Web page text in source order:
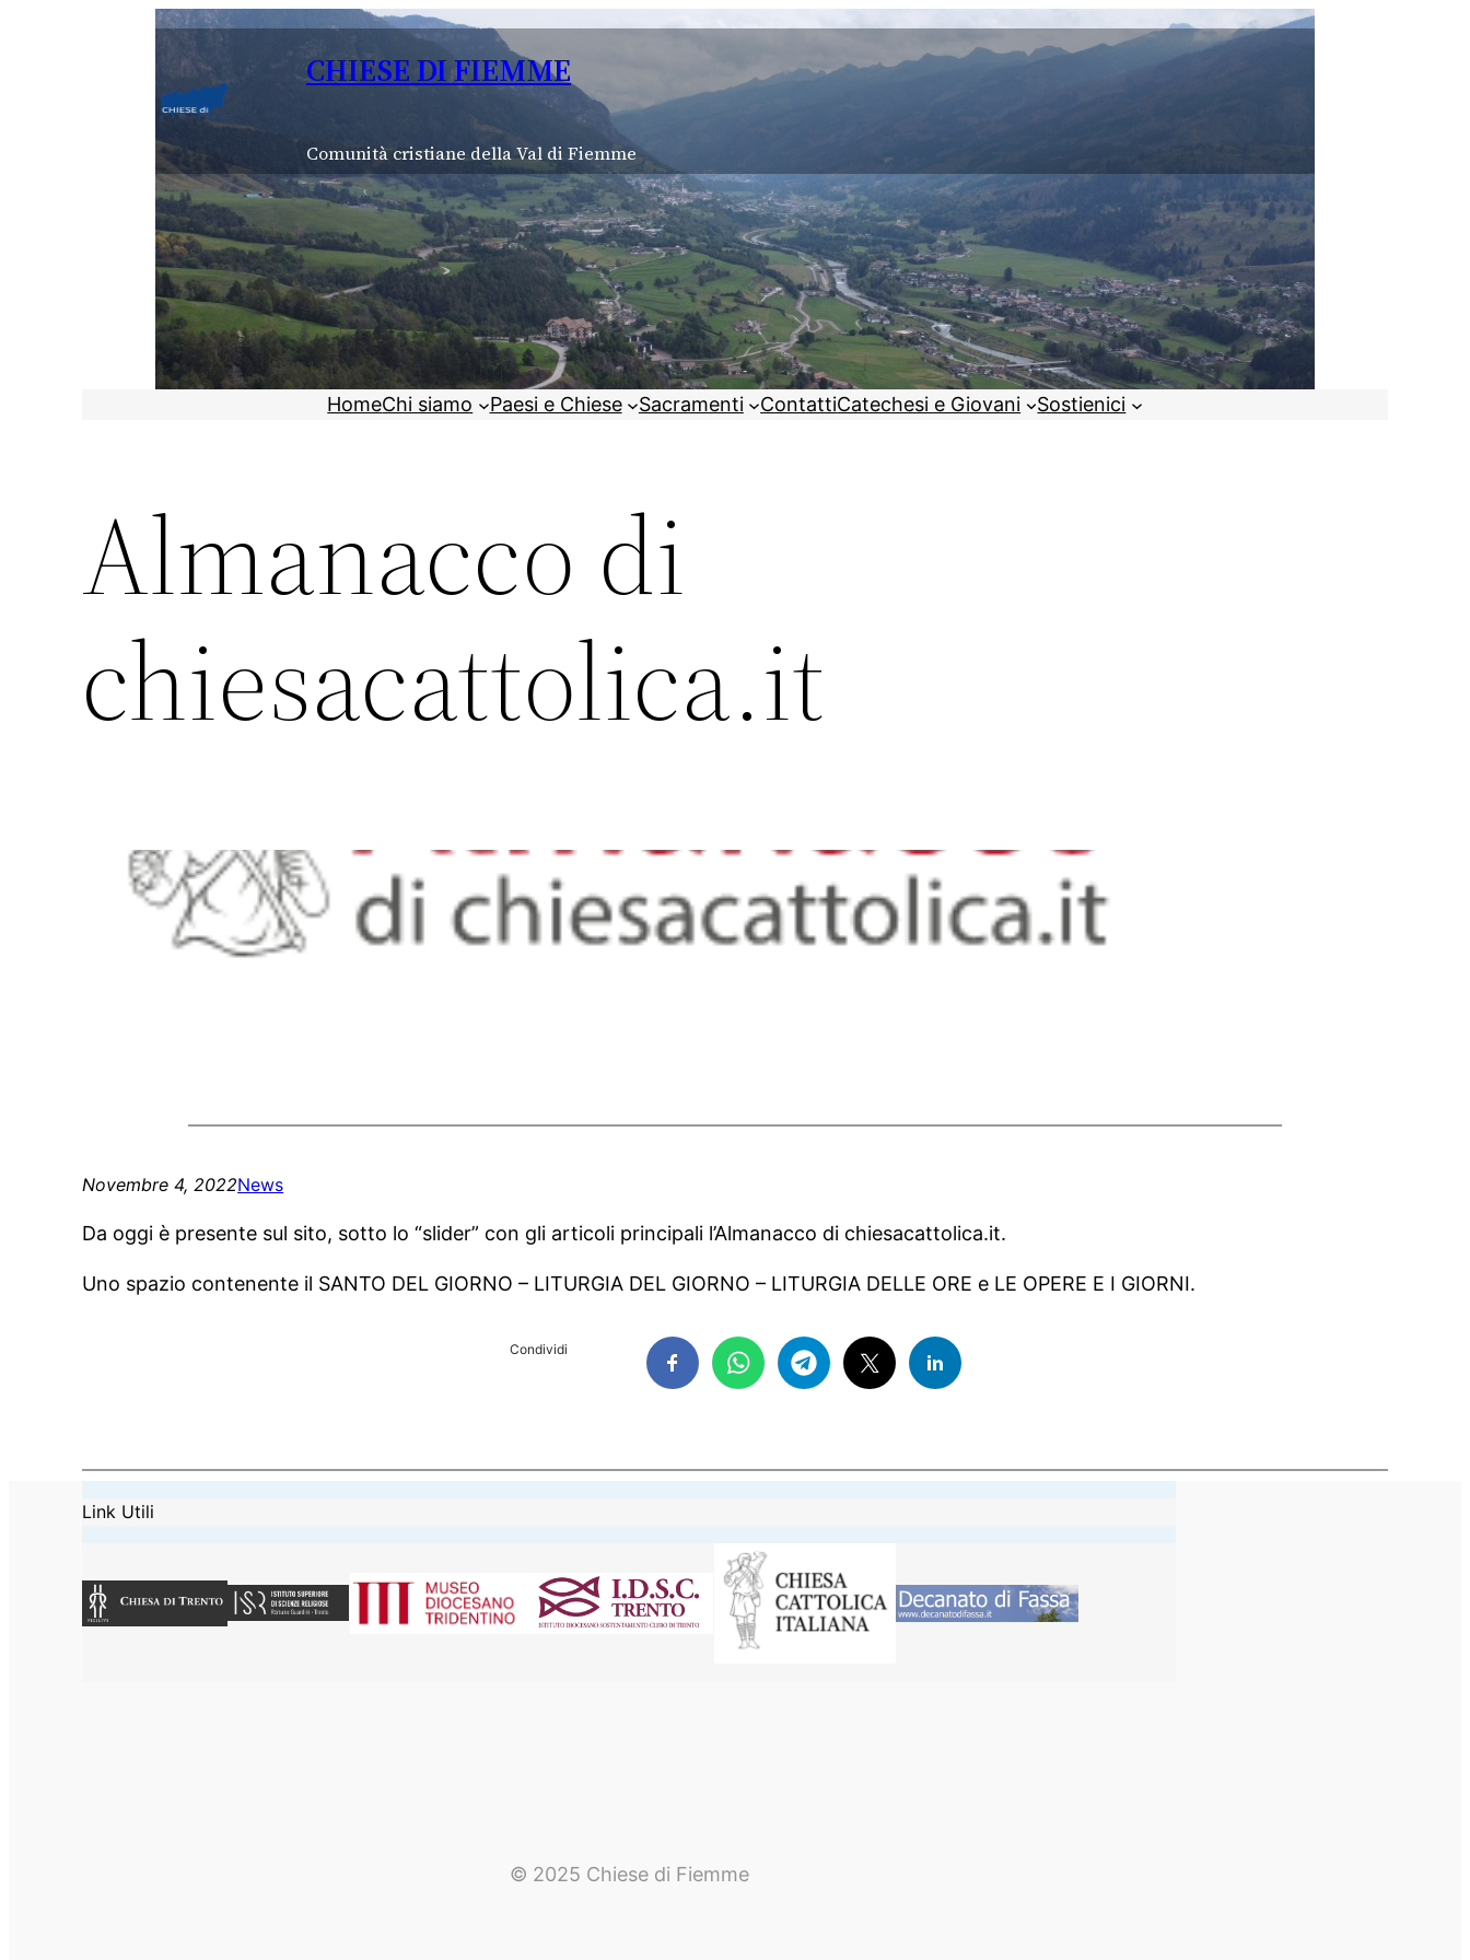
CHIESE DI FIEMME
Comunità cristiane della Val di Fiemme
HomeChi siamo Paesi e Chiese Sacramenti ContattiCatechesi e Giovani Sostienici
Almanacco di
chiesacattolica.it
Novembre 4, 2022News
Da oggi è presente sul sito, sotto lo “slider” con gli articoli principali l’Almanacco di chiesacattolica.it.
Uno spazio contenente il SANTO DEL GIORNO – LITURGIA DEL GIORNO – LITURGIA DELLE ORE e LE OPERE E I GIORNI.
Condividi
Link Utili
© 2025 Chiese di Fiemme